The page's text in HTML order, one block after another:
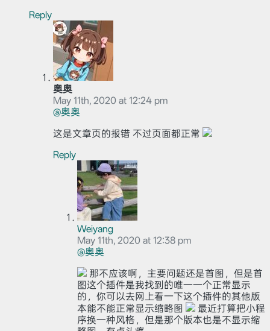
Reply
奥奥
May 11th, 2020 at 12:24 pm
@奥奥
这是文章页的报错 不过页面都正常
Reply
Weiyang
May 11th, 2020 at 12:38 pm
@奥奥
那不应该啊，主要问题还是首图，但是首
图这个插件是我找到的唯一一个正常显示
的，你可以去网上看一下这个插件的其他版
本能不能正常显示缩略图
最近打算把小程
序换一种风格，但是那个版本也是不显示缩